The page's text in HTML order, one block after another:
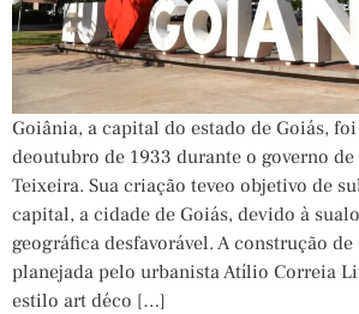
Goiânia, a capital do estado de Goiás,
deoutubro de 1933 durante o governo
Teixeira. Sua criação teveo objetivo de
capital, a cidade de Goiás, devido à
geográfica desfavorável. A construção
planejada pelo urbanista Atílio Correia
estilo art déco […]